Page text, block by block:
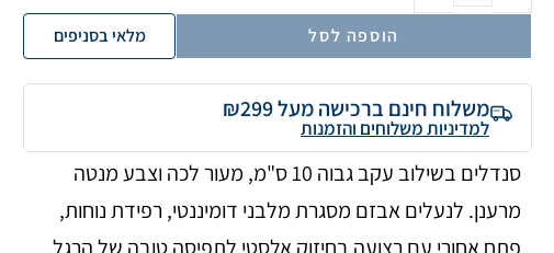
הוספה לסל מלאי בסניפים
משלוח חינם ברכישה מעל ₪299
למדיניות משלוחים והזמנות
סנדלים בשילוב עקב גבוה 10 ס"מ, מעור לכה וצבע מנטה
מרענן. לנעלים אבזם מסגרת מלבני דומיננטי, רפידת נוחות,